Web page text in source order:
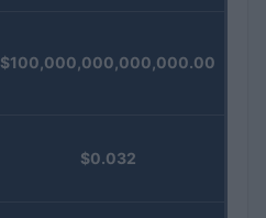
$100,000,000,000,000.00
$0.032